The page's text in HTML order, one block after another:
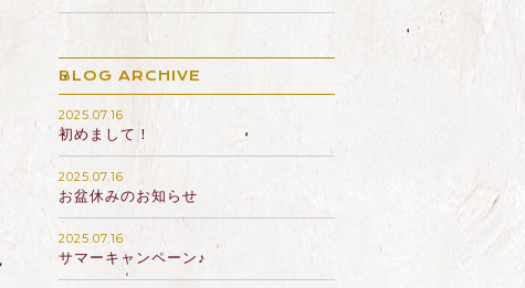
BLOG ARCHIVE
2025.07.16
初めまして！
2025.07.16
お盆休みのお知らせ
2025.07.16
サマーキャンペーン♪